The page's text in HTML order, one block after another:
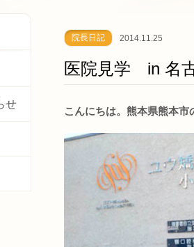
せ
院長日記 2014.11.25
医院見学 in 名
こんにちは。熊本県熊本市